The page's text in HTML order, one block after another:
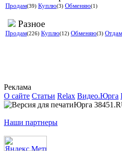
Продам(39) Куплю(3) Обменяю(1)
Разное
Продам(226) Куплю(12) Обменяю(3) Отдам
Реклама
О сайте Статьи Relax Видео.Юрга
Юрга
Наши партнеры